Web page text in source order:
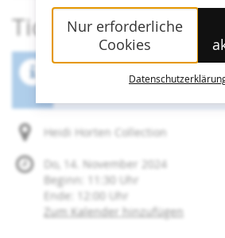
Tickets
Der Buchungszeitraum für
Heidi Horten Collection
Do, 14. November 2024
Beginn:
11:30
Uhr
Ende:
12:00
Uhr
Zum Kalender hinzufügen
Nur erforderliche
Cookies